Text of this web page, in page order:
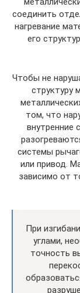
соединить
нагревание
его
Чтобы не
структуру
том, что
внутренние
системы
или привод.
зависимо от
При
углами,
точность